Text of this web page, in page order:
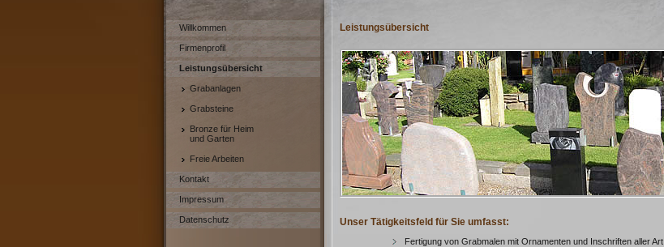
Willkommen
Firmenprofil
Leistungsübersicht
Grabanlagen
Grabsteine
Bronze für Heim
und Garten
Freie Arbeiten
Kontakt
Impressum
Datenschutz
Leistungsübersicht
Unser Tätigkeitsfeld für Sie umfasst:
Fertigung von Grabmalen mit Ornamenten und Inschriften aller Art